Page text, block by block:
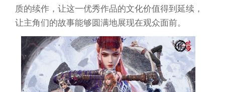
质的续作，让这一优秀作品的文化价值得到延续，
让主角们的故事能够圆满地展现在观众面前。